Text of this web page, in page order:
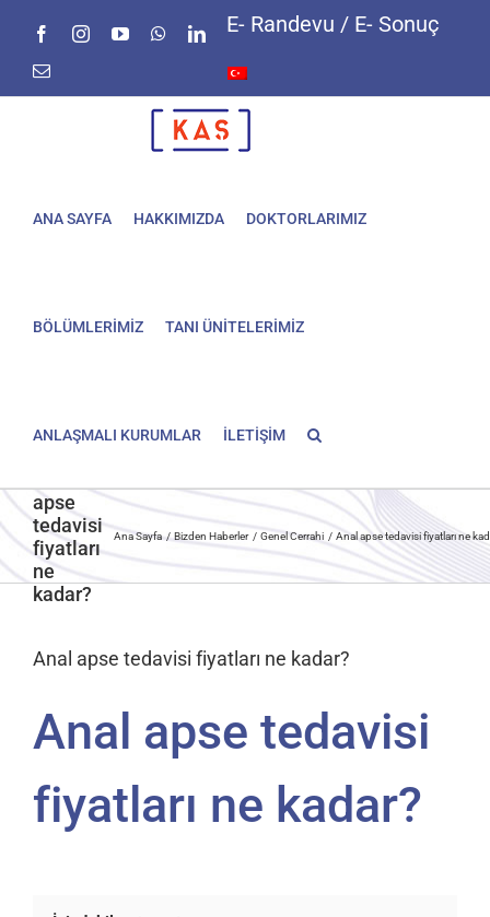
FacebookInstagramYouTubeWhatsAppLinkedIn
E-
E- Randevu / E- Sonuç
ANA SAYFA HAKKIMIZDA DOKTORLARIMIZ
BÖLÜMLERİMİZ TANI ÜNİTELERİMİZ
ANLAŞMALI KURUMLAR İLETİŞİM
apse
tedavisi
fiyatları
ne
kadar?
Ana Sayfa Bizden Haberler Genel Cerrahi Anal apse tedavisi fiyatları ne
Anal apse tedavisi fiyatları ne kadar?
Anal apse tedavisi
fiyatları ne kadar?